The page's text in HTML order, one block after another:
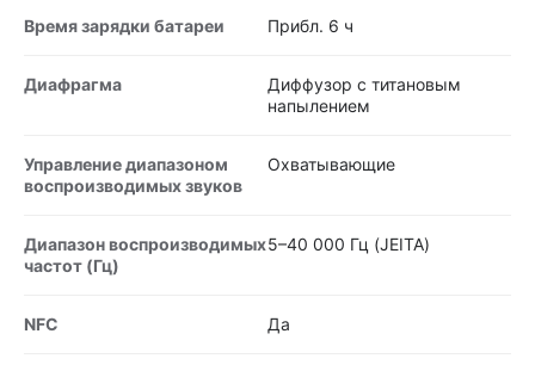
Время зарядки батареи Прибл. 6 ч
Диафрагма
Диффузор с титановым
напылением
Управление диапазоном
воспроизводимых звуков
Охватывающие
Диапазон воспроизводимых
частот (Гц)
5–40 000 Гц (JEITA)
NFC Да